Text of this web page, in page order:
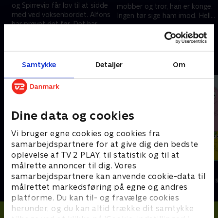
Samtykke Detaljer Om
Dine data og cookies
Vi bruger egne cookies og cookies fra
samarbejdspartnere for at give dig den bedste
oplevelse af TV 2 PLAY, til statistik og til at
målrette annoncer til dig. Vores
samarbejdspartnere kan anvende cookie-data til
målrettet markedsføring på egne og andres
platforme. Du kan til- og fravælge cookies
herunder, og du kan altid trække dit samtykke
og Spirrevip får lov til at sidde
med ved voksenbordet. Alfons
har prøvet det før. Det har
mobber og tror, han er konge.
Ingen tør sige ham imod. Heller
ikke Alfons. Lige indtil en dag.
Andre så også
Alfons Åberg
Børneserier • 1 sæsoner Børneserier • 1